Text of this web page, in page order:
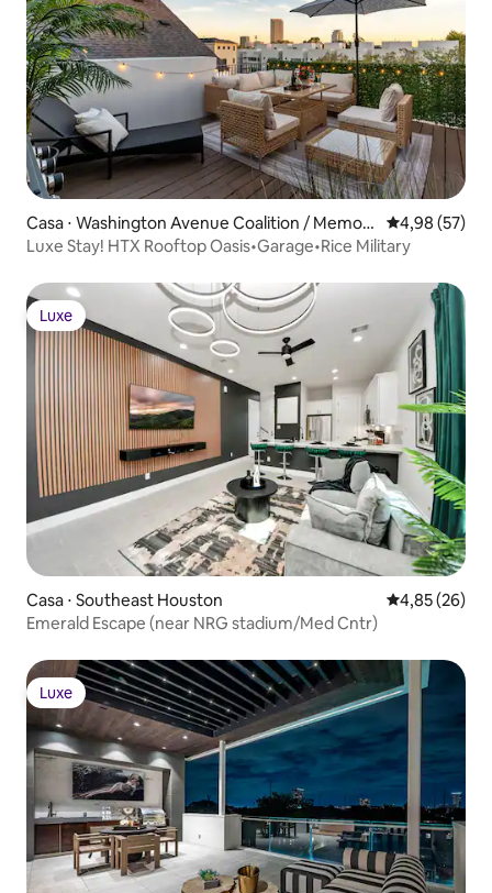
Casa ⋅ Washington Avenue Coalition / Memori
al Park
4,98 de uma
4,98 (57)
Luxe Stay! HTX Rooftop Oasis•Garage•Rice Military
Luxe
Luxe
Casa ⋅ Southeast Houston 4,85 de uma
4,85 (26)
Emerald Escape (near NRG stadium/Med Cntr)
Luxe
Luxe